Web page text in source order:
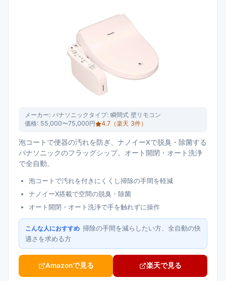
メーカー: パナソニック タイプ: 瞬間式 壁リモコン
価格: 55,000〜75,000円 4.7 （楽天 3件）
泡コートで便器の汚れを防ぎ、ナノイーXで脱臭・除菌する
パナソニックのフラッグシップ。オート開閉・オート洗浄
で全自動。
泡コートで汚れを付きにくくし掃除の手間を軽減
ナノイーX搭載で空間の脱臭・除菌
オート開閉・オート洗浄で手を触れずに操作
こんな人におすすめ 掃除の手間を減らしたい方、全自動の快
適さを求める方
Amazonで見る 楽天で見る